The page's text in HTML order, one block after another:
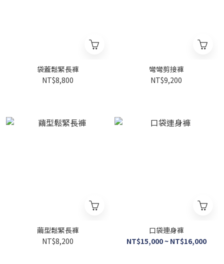
袋蓋鬆緊長褲
NT$8,800
彎彎剪接褲
NT$9,200
繭型鬆緊長褲
NT$8,200
口袋連身褲
NT$15,000 ~ NT$16,000